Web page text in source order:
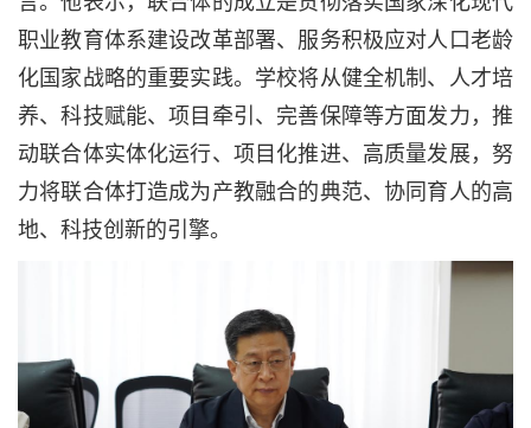
职业教育体系建设改革部署、服务积极应对人口老龄
化国家战略的重要实践。学校将从健全机制、人才培
养、科技赋能、项目牵引、完善保障等方面发力，推
动联合体实体化运行、项目化推进、高质量发展，努
力将联合体打造成为产教融合的典范、协同育人的高
地、科技创新的引擎。